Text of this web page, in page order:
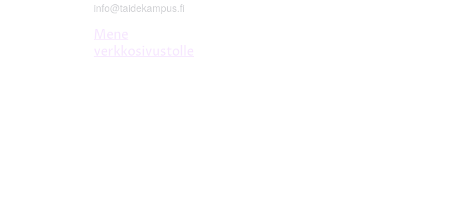
info@taidekampus.fi
Mene
verkkosivustolle